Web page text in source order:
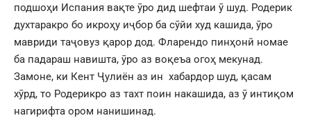
подшоҳи Испания вақте ӯро дид шефтаи ӯ шуд. Родерик
духтаракро бо икроҳу иҷбор ба сӯйи худ кашида, ӯро
мавриди таҷовуз қарор дод. Фларендо пинҳонӣ номае
ба падараш навишта, ӯро аз воқеъа огоҳ мекунад.
Замоне, ки Кент Ҷулиён аз ин хабардор шуд, қасам
хӯрд, то Родерикро аз тахт поин накашида, аз ӯ интиқом
нагирифта ором нанишинад.